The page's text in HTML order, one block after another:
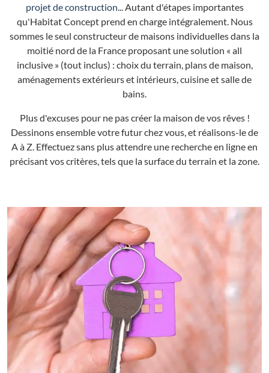
projet de construction... Autant d'étapes importantes
qu'Habitat Concept prend en charge intégralement. Nous
sommes le seul constructeur de maisons individuelles dans la
moitié nord de la France proposant une solution « all
inclusive » (tout inclus) : choix du terrain, plans de maison,
aménagements extérieurs et intérieurs, cuisine et salle de
bains.
Plus d'excuses pour ne pas créer la maison de vos rêves !
Dessinons ensemble votre futur chez vous, et réalisons-le de
A à Z. Effectuez sans plus attendre une recherche en ligne en
précisant vos critères, tels que la surface du terrain et la zone.